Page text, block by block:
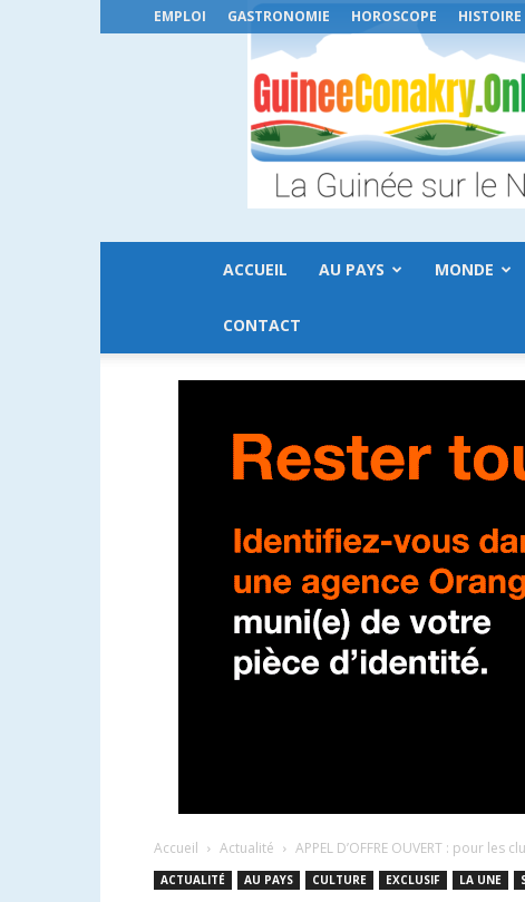
EMPLOI GASTRONOMIE HOROSCOPE HISTOIRE
ACCUEIL AU PAYS MONDE
CONTACT
Accueil Actualité APPEL D’OFFRE OUVERT : pour les
ACTUALITÉ AU PAYS CULTURE EXCLUSIF LA UNE